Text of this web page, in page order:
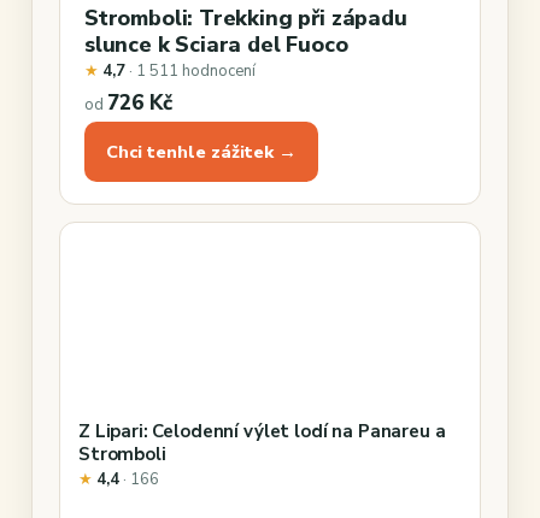
Stromboli: Trekking při západu
slunce k Sciara del Fuoco
★ 4,7 · 1 511 hodnocení
od 726 Kč
Chci tenhle zážitek →
Z Lipari: Celodenní výlet lodí na Panareu a
Stromboli
★ 4,4 · 166